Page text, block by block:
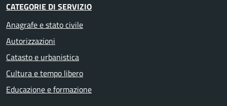
CATEGORIE DI SERVIZIO
Anagrafe e stato civile
Autorizzazioni
Catasto e urbanistica
Cultura e tempo libero
Educazione e formazione